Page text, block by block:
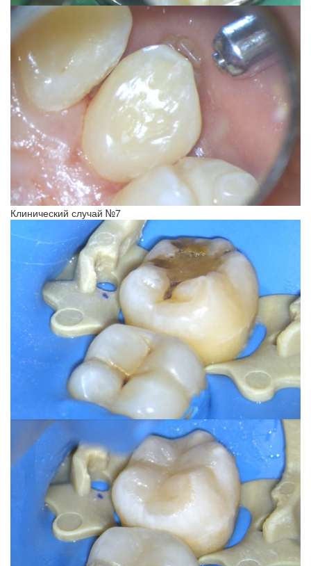
Клинический случай №7